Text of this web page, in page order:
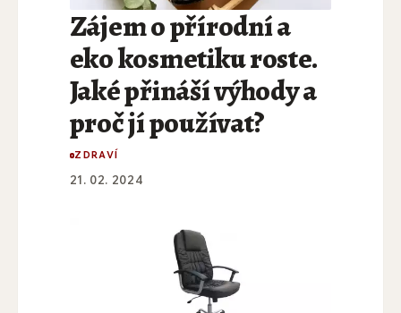
Zájem o přírodní a
eko kosmetiku roste.
Jaké přináší výhody a
proč jí používat?
ZDRAVÍ
21. 02. 2024